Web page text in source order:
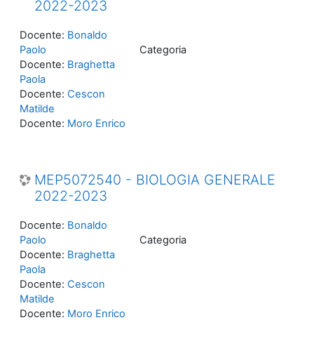
2022-2023
Categoria
Docente: Bonaldo
Paolo
Docente: Braghetta
Paola
Docente: Cescon
Matilde
Docente: Moro Enrico
MEP5072540 - BIOLOGIA GENERALE
2022-2023
Categoria
Docente: Bonaldo
Paolo
Docente: Braghetta
Paola
Docente: Cescon
Matilde
Docente: Moro Enrico